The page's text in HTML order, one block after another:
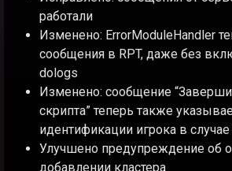
работали
Изменено: ErrorModuleHandler
сообщения в RPT, даже без
dologs
Изменено: сообщение
скрипта” теперь также
идентификации игрока в случае
Улучшено предупреждение об
добавлении кластера